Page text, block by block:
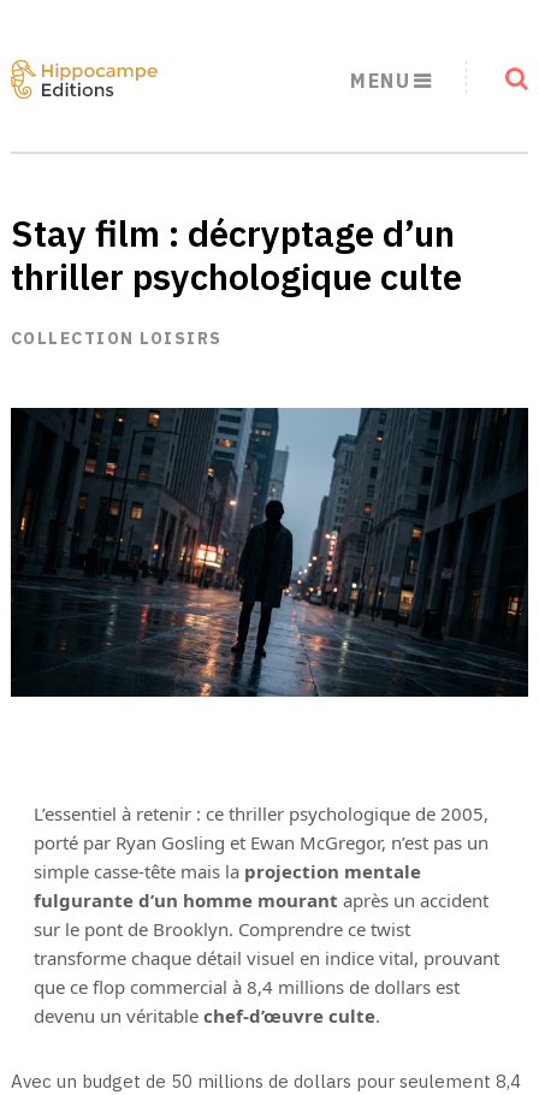
MENU
Stay film : décryptage d’un
thriller psychologique culte
COLLECTION LOISIRS
L’essentiel à retenir : ce thriller psychologique de 2005,
porté par Ryan Gosling et Ewan McGregor, n’est pas un
simple casse-tête mais la projection mentale
fulgurante d’un homme mourant après un accident
sur le pont de Brooklyn. Comprendre ce twist
transforme chaque détail visuel en indice vital, prouvant
que ce flop commercial à 8,4 millions de dollars est
devenu un véritable chef-d’œuvre culte.
Avec un budget de 50 millions de dollars pour seulement 8,4